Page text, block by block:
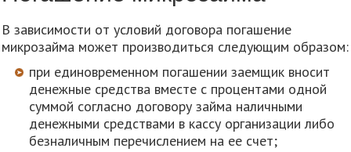
В зависимости от условий договора погашение
микрозайма может производиться следующим образом:
при единовременном погашении заемщик вносит
денежные средства вместе с процентами одной
суммой согласно договору займа наличными
денежными средствами в кассу организации либо
безналичным перечислением на ее счет;